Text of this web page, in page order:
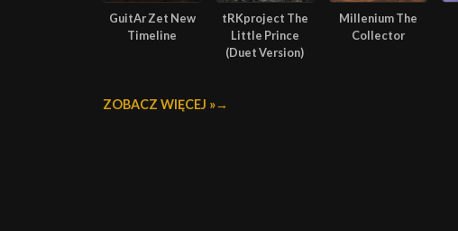
GuitAr Zet New
Timeline
tRKproject The
Little Prince
(Duet Version)
Millenium The
Collector
ZOBACZ WIĘCEJ »